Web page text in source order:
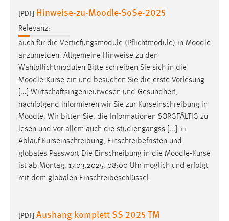
[PDF] Hinweise-zu-Moodle-SoSe-2025
Relevanz:
auch für die Vertiefungsmodule (Pflichtmodule) in Moodle
anzumelden. Allgemeine Hinweise zu den
Wahlpflichtmodulen Bitte schreiben Sie sich in die
Moodle-Kurse ein und besuchen Sie die erste Vorlesung
[...] Wirtschaftsingenieurwesen und Gesundheit,
nachfolgend informieren wir Sie zur Kurseinschreibung in
Moodle. Wir bitten Sie, die Informationen SORGFÄLTIG zu
lesen und vor allem auch die studiengangss [...] ++
Ablauf Kurseinschreibung, Einschreibefristen und
globales Passwort Die Einschreibung in die Moodle-Kurse
ist ab Montag, 17.03.2025, 08:00 Uhr möglich und erfolgt
mit dem globalen Einschreibeschlüssel
[PDF] Aushang komplett SS 2025 TM